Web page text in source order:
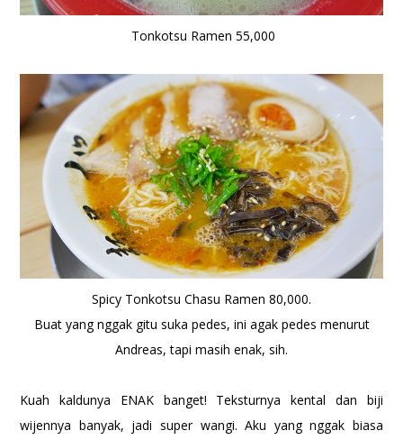
Tonkotsu Ramen 55,000
Spicy Tonkotsu Chasu Ramen 80,000.
Buat yang nggak gitu suka pedes, ini agak pedes menurut
Andreas, tapi masih enak, sih.
Kuah kaldunya ENAK banget! Teksturnya kental dan biji
wijennya banyak, jadi super wangi. Aku yang nggak biasa